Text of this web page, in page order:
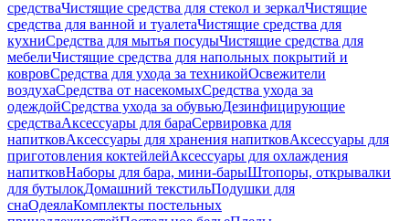
средстваЧистящие средства для стекол и зеркалЧистящие
средства для ванной и туалетаЧистящие средства для
кухниСредства для мытья посудыЧистящие средства для
мебелиЧистящие средства для напольных покрытий и
ковровСредства для ухода за техникойОсвежители
воздухаСредства от насекомыхСредства ухода за
одеждойСредства ухода за обувьюДезинфицирующие
средстваАксессуары для бараСервировка для
напитковАксессуары для хранения напитковАксессуары для
приготовления коктейлейАксессуары для охлаждения
напитковНаборы для бара, мини-барыШтопоры, открывалки
для бутылокДомашний текстильПодушки для
снаОдеялаКомплекты постельных